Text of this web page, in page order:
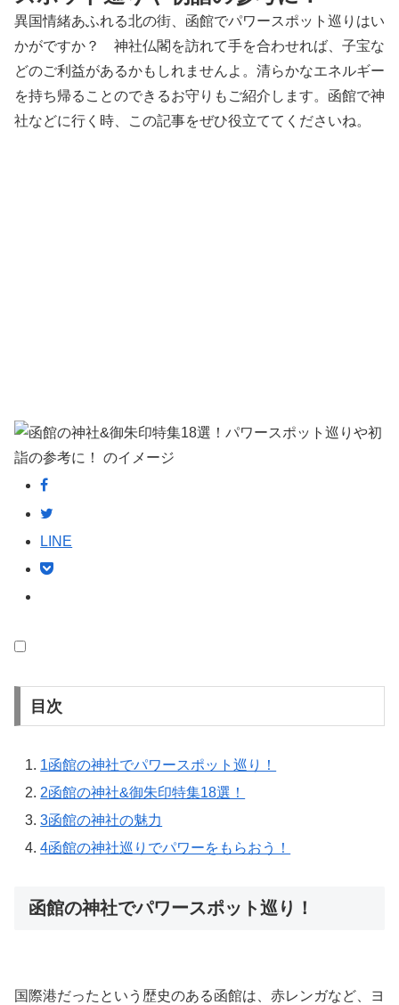
異国情緒あふれる北の街、函館でパワースポット巡りはい
かがですか？ 神社仏閣を訪れて手を合わせれば、子宝な
どのご利益があるかもしれませんよ。清らかなエネルギー
を持ち帰ることのできるお守りもご紹介します。函館で神
社などに行く時、この記事をぜひ役立ててくださいね。
LINE
目次
1函館の神社でパワースポット巡り！
2函館の神社&御朱印特集18選！
3函館の神社の魅力
4函館の神社巡りでパワーをもらおう！
函館の神社でパワースポット巡り！
国際港だったという歴史のある函館は、赤レンガなど、ヨ